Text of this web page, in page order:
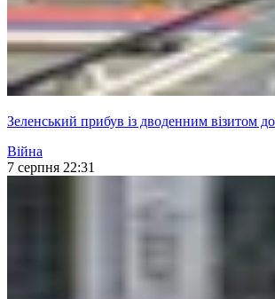
Зеленський прибув із дводенним візитом до
Війна
7 серпня 22:31